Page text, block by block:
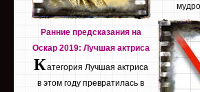
Ранние предсказания на
Оскар 2019: Лучшая актриса
Категория Лучшая актриса
в этом году превратилась в